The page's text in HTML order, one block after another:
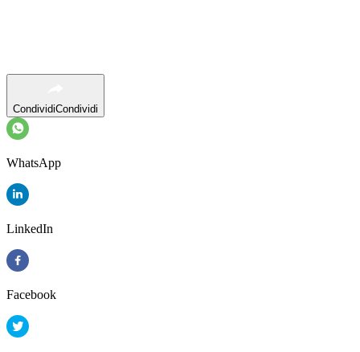
CondividiCondividi
WhatsApp
LinkedIn
Facebook